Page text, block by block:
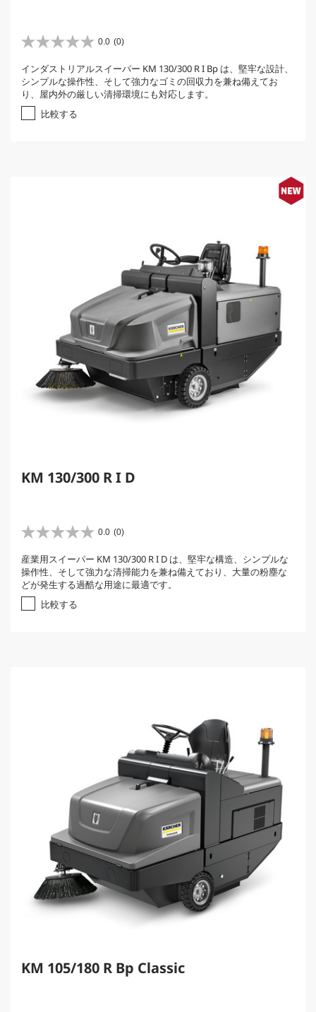
0.0 (0)
星
.
0
／
個
インダストリアルスイーパー KM 130/300 R I Bp は、堅牢な設計、
シンプルな操作性、そして強力なゴミの回収力を兼ね備えてお
り、屋内外の厳しい清掃環境にも対応します。
比較する
KM 130/300 R I D
0.0 (0)
星
.
0
／
個
産業用スイーパー KM 130/300 R I D は、堅牢な構造、シンプルな
操作性、そして強力な清掃能力を兼ね備えており、大量の粉塵な
どが発生する過酷な用途に最適です。
比較する
KM 105/180 R Bp Classic